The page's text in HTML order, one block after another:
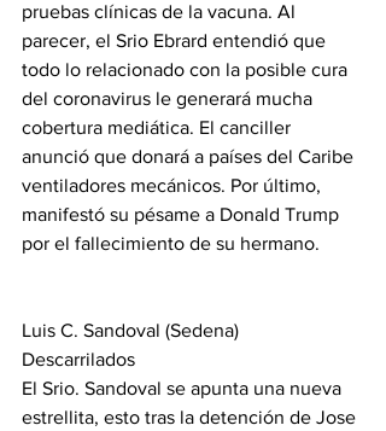
pruebas clínicas de la vacuna. Al
parecer, el Srio Ebrard entendió que
todo lo relacionado con la posible cura
del coronavirus le generará mucha
cobertura mediática. El canciller
anunció que donará a países del Caribe
ventiladores mecánicos. Por último,
manifestó su pésame a Donald Trump
por el fallecimiento de su hermano.
Luis C. Sandoval (Sedena)
Descarrilados
El Srio. Sandoval se apunta una nueva
estrellita, esto tras la detención de Jose